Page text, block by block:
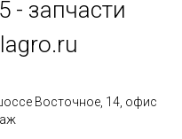
- запчасти
Восточное, 14, офис